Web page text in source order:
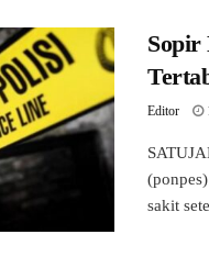
Sopir
Editor
sakit